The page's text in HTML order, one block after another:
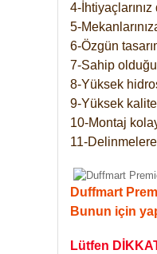
4-
5-
6-Özgün
7-Sahip
8-Yüksek
9-Yüksek
10-Montaj
11-
Duffmart
Bunun için
Lütfen